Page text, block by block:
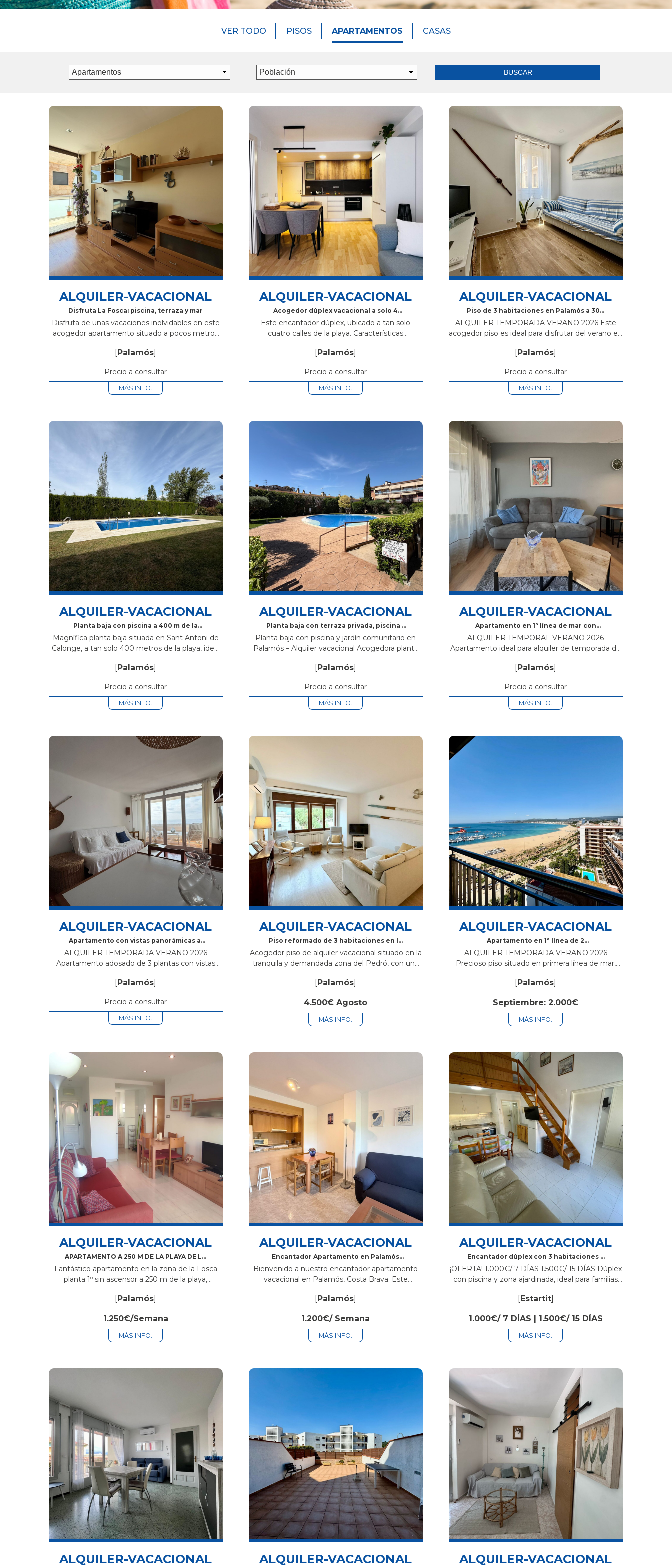
VER TODO PISOS APARTAMENTOS CASAS
BUSCAR
ALQUILER-VACACIONAL
Disfruta La Fosca: piscina, terraza y mar
Disfruta de unas vacaciones inolvidables en este
acogedor apartamento situado a pocos metros
zonas más tranquilas y...
[Palamós]
Precio a consultar
MÁS INFO.
ALQUILER-VACACIONAL
Acogedor dúplex vacacional a solo 4
habitaciones, 2 baños, terraza y más
Este encantador dúplex, ubicado a tan solo
cuatro calles de la playa. Características
Situado estratégicamente a tan solo cuatro calles
[Palamós]
Precio a consultar
MÁS INFO.
ALQUILER-VACACIONAL
Piso de 3 habitaciones en Palamós a 300
ALQUILER TEMPORADA VERANO 2026 Este
acogedor piso es ideal para disfrutar del verano en
Palamós, a tan solo 300 metros...
[Palamós]
Precio a consultar
MÁS INFO.
ALQUILER-VACACIONAL
Planta baja con piscina a 400 m de la
Magnífica planta baja situada en Sant Antoni de
Calonge, a tan solo 400 metros de la playa, ideal
relajadas en la Costa...
[Palamós]
Precio a consultar
MÁS INFO.
ALQUILER-VACACIONAL
Planta baja con terraza privada, piscina y
Planta baja con piscina y jardín comunitario en
Palamós – Alquiler vacacional Acogedora planta
ideal para disfrutar de unas vacaciones...
[Palamós]
Precio a consultar
MÁS INFO.
ALQUILER-VACACIONAL
Apartamento en 1ª línea de mar con
ALQUILER TEMPORAL VERANO 2026
Apartamento ideal para alquiler de temporada de
Características: Salón comedor con salida a
[Palamós]
Precio a consultar
MÁS INFO.
ALQUILER-VACACIONAL
Apartamento con vistas panorámicas al
ALQUILER TEMPORADA VERANO 2026
Apartamento adosado de 3 plantas con vistas
Palamós. Cuenta con 2 dormitorios con vistas al
[Palamós]
Precio a consultar
MÁS INFO.
ALQUILER-VACACIONAL
Piso reformado de 3 habitaciones en la
Acogedor piso de alquiler vacacional situado en la
tranquila y demandada zona del Pedró, con una
caminando. La vivienda dispone de 3...
[Palamós]
4.500€ Agosto
MÁS INFO.
ALQUILER-VACACIONAL
Apartamento en 1ª línea de 2
ALQUILER TEMPORADA VERANO 2026
Precioso piso situado en primera línea de mar,
La vivienda cuenta con dos dormitorios: uno
[Palamós]
Septiembre: 2.000€
MÁS INFO.
ALQUILER-VACACIONAL
APARTAMENTO A 250 M DE LA PLAYA DE LA
Fantástico apartamento en la zona de la Fosca
planta 1º sin ascensor a 250 m de la playa,
dobles, cocina independiente, baño completo,...
Palamós
1.250€/Semana
MÁS INFO.
ALQUILER-VACACIONAL
Encantador Apartamento en Palamós
Bienvenido a nuestro encantador apartamento
vacacional en Palamós, Costa Brava. Este
buscan disfrutar de unas vacaciones inolvidables
Palamós
1.200€/ Semana
MÁS INFO.
ALQUILER-VACACIONAL
Encantador dúplex con 3 habitaciones y
terraza. Zona ajardinada con piscina
comunitaria
¡OFERTA! 1.000€/ 7 DÍAS 1.500€/ 15 DÍAS Dúplex
con piscina y zona ajardinada, ideal para familias
con aire...
Estartit]
1.000€/ 7 DÍAS | 1.500€/ 15 DÍAS
MÁS INFO.
ALQUILER-VACACIONAL ALQUILER-VACACIONAL ALQUILER-VACACIONAL